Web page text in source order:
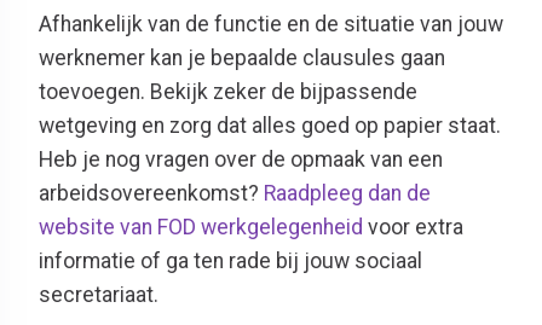
Afhankelijk van de functie en de situatie van jouw
werknemer kan je bepaalde clausules gaan
toevoegen. Bekijk zeker de bijpassende
wetgeving en zorg dat alles goed op papier staat.
Heb je nog vragen over de opmaak van een
arbeidsovereenkomst? Raadpleeg dan de
website van FOD werkgelegenheid voor extra
informatie of ga ten rade bij jouw sociaal
secretariaat.